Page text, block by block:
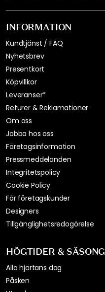
INFORMATION
Kundtjänst / FAQ
Nyhetsbrev
Presentkort
Köpvillkor
Leveranser*
Returer & Reklamationer
Om oss
Jobba hos oss
Företagsinformation
Pressmeddelanden
Integritetspolicy
Cookie Policy
För företagskunder
Designers
Tillgänglighetsredogörelse
HÖGTIDER & SÄSONG
Alla hjärtans dag
Påsken